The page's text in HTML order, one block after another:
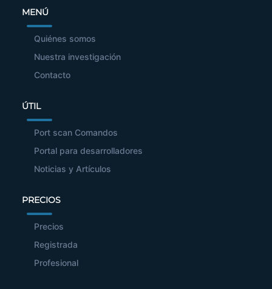
MENÚ
Quiénes somos
Nuestra investigación
Contacto
ÚTIL
Port scan Comandos
Portal para desarrolladores
Noticias y Artículos
PRECIOS
Precios
Registrada
Profesional